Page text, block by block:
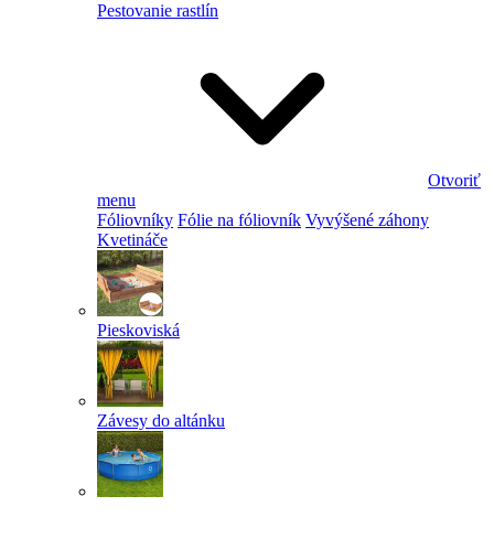
Pestovanie rastlín
Otvoriť
menu
Fóliovníky Fólie na fóliovník Vyvýšené záhony
Kvetináče
Pieskoviská
Závesy do altánku